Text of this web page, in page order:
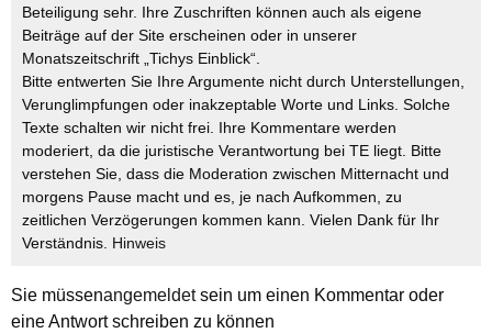
Beteiligung sehr. Ihre Zuschriften können auch als eigene
Beiträge auf der Site erscheinen oder in unserer
Monatszeitschrift „Tichys Einblick“.
Bitte entwerten Sie Ihre Argumente nicht durch Unterstellungen,
Verunglimpfungen oder inakzeptable Worte und Links. Solche
Texte schalten wir nicht frei. Ihre Kommentare werden
moderiert, da die juristische Verantwortung bei TE liegt. Bitte
verstehen Sie, dass die Moderation zwischen Mitternacht und
morgens Pause macht und es, je nach Aufkommen, zu
zeitlichen Verzögerungen kommen kann. Vielen Dank für Ihr
Verständnis. Hinweis
Sie müssenangemeldetsein um einen Kommentar oder
eine Antwort schreiben zu können